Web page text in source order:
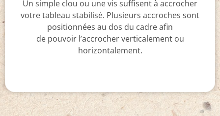
Un simple clou ou une vis suffisent à accrocher
votre tableau stabilisé. Plusieurs accroches sont
positionnées au dos du cadre afin
de pouvoir l’accrocher verticalement ou
horizontalement.